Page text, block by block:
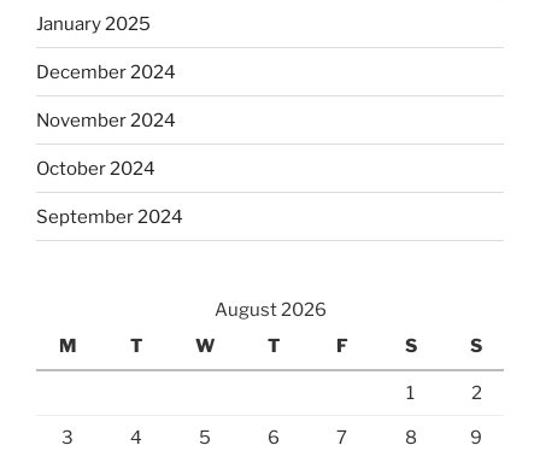
January 2025
December 2024
November 2024
October 2024
September 2024
August 2026
M
T W T F S S
1 2
3 4 5 6 7 8 9